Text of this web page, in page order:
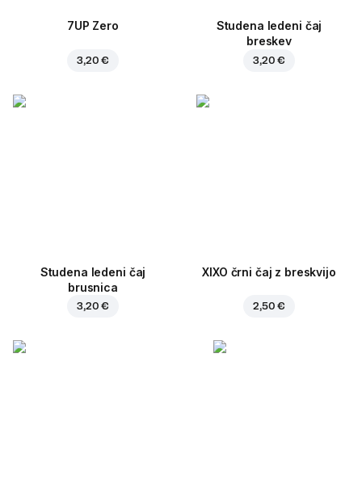
7UP Zero
3,20 €
Studena ledeni čaj
breskev
3,20 €
Studena ledeni čaj
brusnica
3,20 €
XIXO črni čaj z breskvijo
2,50 €